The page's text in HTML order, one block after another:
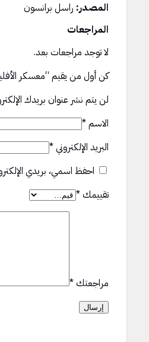
المصدر: راسل برانسون
المراجعات
لا توجد مراجعات بعد.
كن أول من يقيم “معسكر
لن يتم نشر عنوان بريدك
الاسم*
البريد الإلكتروني*
احفظ اسمي، بريدي
تقييمك*
مراجعتك*